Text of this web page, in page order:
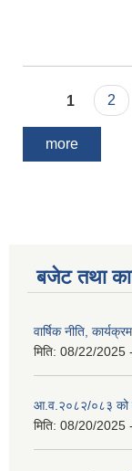
Pages
1 2
more
बजेट तथा
वार्षिक नीति,
मिति: 08/22/2025
आ.व.२०८२/०८३ को
मिति: 08/20/2025